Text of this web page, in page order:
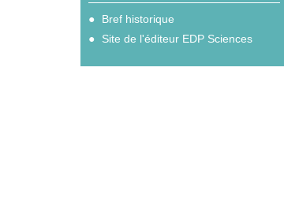
Bref historique
Site de l'éditeur EDP Sciences